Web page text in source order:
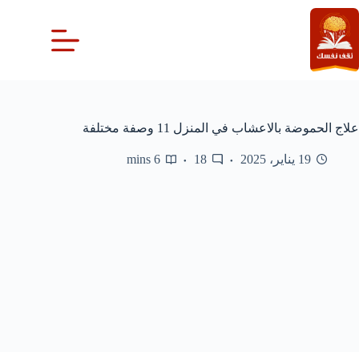
التجاوز
إلى
المحتوى
علاج الحموضة بالاعشاب في المنزل 11 وصفة مختلفة
19 يناير، 2025 18
6 mins